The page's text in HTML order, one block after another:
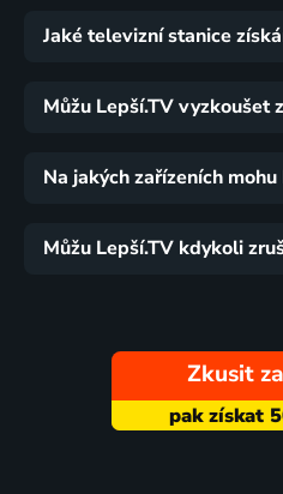
Jaké televizní stanice
Můžu Lepší.TV vyzkoušet
Na jakých zařízeních
Můžu Lepší.TV kdykoli
Zkusit